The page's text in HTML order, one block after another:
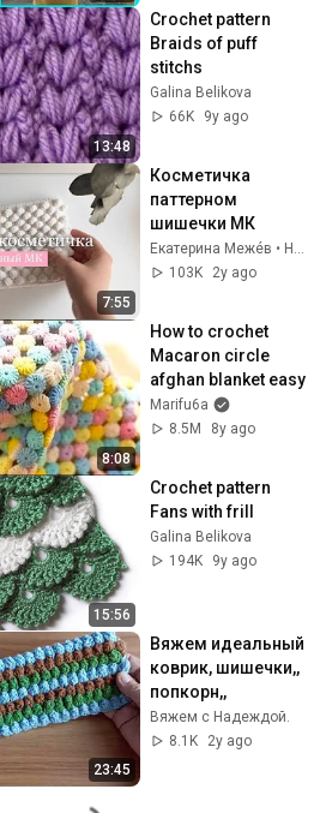
13:48
Crochet pattern
Braids of puff
stitchs
Galina Belikova
66K
9y ago
7:55
Косметичка
паттерном
шишечки МК
103K
2y ago
8:08
How to crochet
Macaron circle
afghan blanket easy
Marifu6a
8.5M
8y ago
15:56
Crochet pattern
Fans with frill
Galina Belikova
194K
9y ago
23:45
Вяжем идеальный
коврик, шишечки,,
попкорн,,
Вяжем с Надеждой.
8.1K
2y ago